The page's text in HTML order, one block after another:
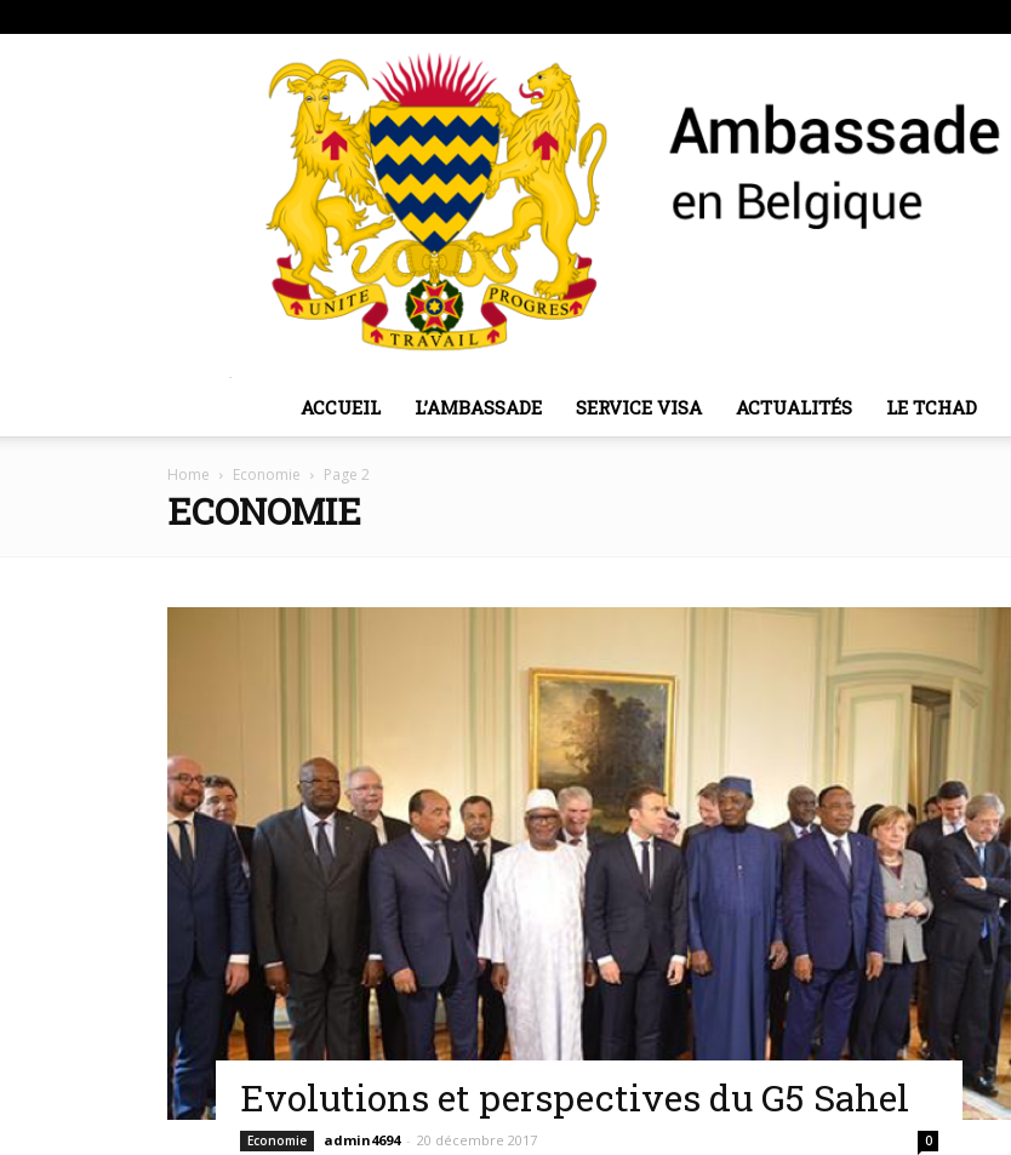
du
Belgique
ACCUEIL L’AMBASSADE SERVICE VISA ACTUALITÉS LE TCHAD
Home Economie Page 2
ECONOMIE
Evolutions et perspectives du G5 Sahel
Economie admin4694 - 20 décembre 2017 0